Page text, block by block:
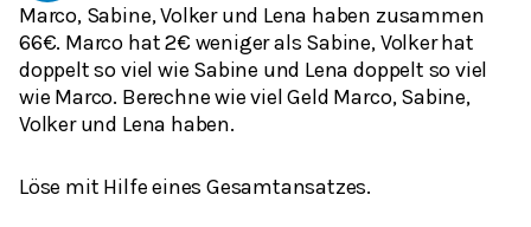
Marco, Sabine, Volker und Lena haben zusammen
66€. Marco hat 2€ weniger als Sabine, Volker hat
doppelt so viel wie Sabine und Lena doppelt so viel
wie Marco. Berechne wie viel Geld Marco, Sabine,
Volker und Lena haben.
Löse mit Hilfe eines Gesamtansatzes.